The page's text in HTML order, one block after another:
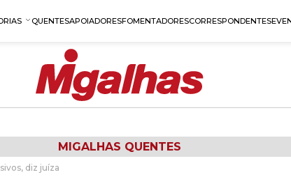
QUENTESAPOIADORESFOMENTADORESCORRESPONDENTES
MIGALHAS QUENTES
diz juíza